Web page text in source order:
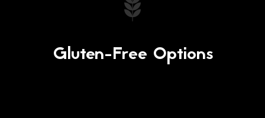
Gluten-Free Options